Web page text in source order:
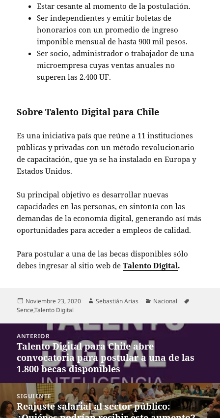
Estar cesante al momento de la postulación.
Ser independientes y emitir boletas de
honorarios con un promedio de ingreso
imponible mensual de hasta 900 mil pesos.
Ser socio, administrador o trabajador de una
microempresa cuyas ventas anuales no
superen las 2.400 UF.
Sobre Talento Digital para Chile
Es una iniciativa país que reúne a 11 instituciones
públicas y privadas con un método revolucionario
de capacitación, que ya se ha instalado en Europa y
Estados Unidos.
Su principal objetivo es desarrollar nuevas
capacidades en las personas, en sintonía con las
demandas de la economía digital, generando así más
oportunidades para acceder a empleos de calidad.
Para postular a una de las becas disponibles sólo
debes ingresar al sitio web deTalento Digital.
Publicado
el
Noviembre 23, 2020 Autor
Sebastián Arias Categorías
Nacional
Sence,Talento Digital
entradas
ANTERIOR
Entrada
anterior:
Talento Digital para Chile abre
convocatoria para postular a una de las
1.800 becas disponibles
SIGUIENTE
Entrada
Reajuste salarial al sector público: